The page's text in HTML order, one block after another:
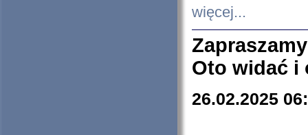
więcej...
Oto widać i
26.02.2025